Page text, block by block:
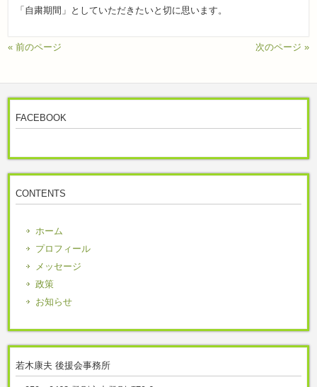
「自粛期間」としていただきたいと切に思います。
« 前のページ 次のページ »
FACEBOOK
CONTENTS
ホーム
プロフィール
メッセージ
政策
お知らせ
若木康夫 後援会事務所